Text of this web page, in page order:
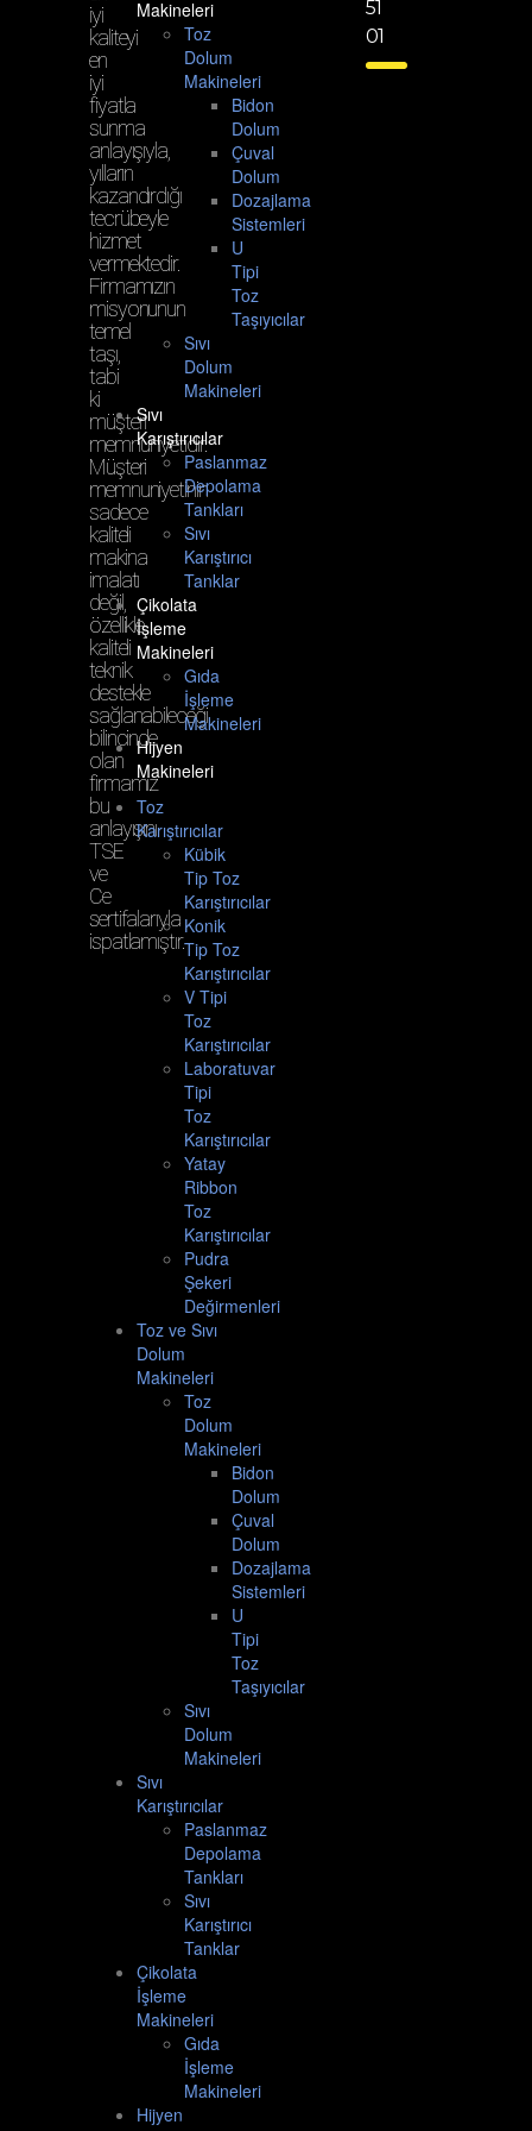
iyi
kaliteyi
en
iyi
fiyatla
sunma
anlayışıyla,
yılların
kazandırdığı
tecrübeyle
hizmet
vermektedir.
Firmamızın
misyonunun
temel
taşı,
tabi
ki
müşteri
memnuniyetidir.
Müşteri
memnuniyetinin
sadece
kaliteli
makina
imalatı
değil,
özellikle
kaliteli
teknik
destekle
sağlanabileceği
bilincinde
olan
firmamız
bu
anlayışını
TSE
ve
Ce
sertifalarıyla
ispatlamıştır.
Makineleri
Toz
Dolum
Makineleri
Bidon
Dolum
Çuval
Dolum
Dozajlama
Sistemleri
U
Tipi
Toz
Taşıyıcılar
Sıvı
Dolum
Makineleri
Sıvı
Karıştırıcılar
Paslanmaz
Depolama
Tankları
Sıvı
Karıştırıcı
Tanklar
Çikolata
İşleme
Makineleri
Gıda
İşleme
Makineleri
Hijyen
Makineleri
Toz
Karıştırıcılar
Kübik
Tip Toz
Karıştırıcılar
Konik
Tip Toz
Karıştırıcılar
V Tipi
Toz
Karıştırıcılar
Laboratuvar
Tipi
Toz
Karıştırıcılar
Yatay
Ribbon
Toz
Karıştırıcılar
Pudra
Şekeri
Değirmenleri
Toz ve Sıvı
Dolum
Makineleri
Toz
Dolum
Makineleri
Bidon
Dolum
Çuval
Dolum
Dozajlama
Sistemleri
U
Tipi
Toz
Taşıyıcılar
Sıvı
Dolum
Makineleri
Sıvı
Karıştırıcılar
Paslanmaz
Depolama
Tankları
Sıvı
Karıştırıcı
Tanklar
Çikolata
İşleme
Makineleri
Gıda
İşleme
Makineleri
Hijyen
51
01